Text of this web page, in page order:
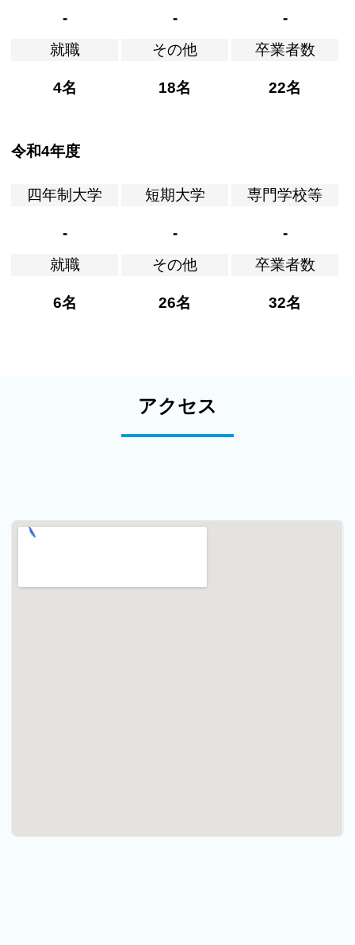
- -
-
就職
4名
その他
18名
卒業者数
22名
令和4年度
四年制大学
-
短期大学
-
専門学校等
-
就職
6名
その他
26名
卒業者数
32名
アクセス